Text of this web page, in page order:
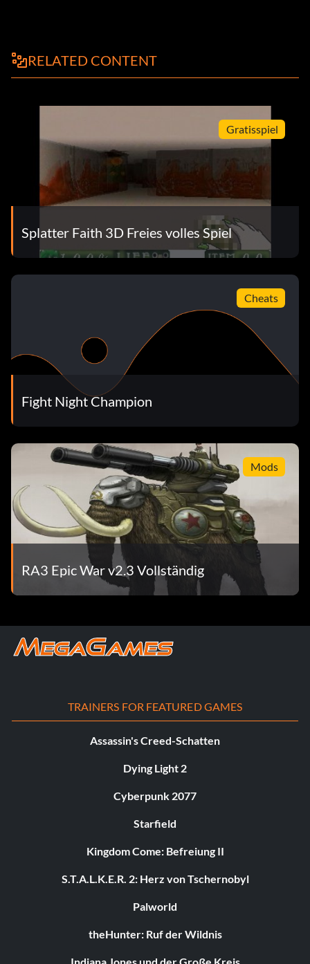
RELATED CONTENT
Gratisspiel
Splatter Faith 3D Freies volles Spiel
Cheats
Fight Night Champion
Mods
RA3 Epic War v2.3 Vollständig
TRAINERS FOR FEATURED GAMES
Assassin's Creed-Schatten
Dying Light 2
Cyberpunk 2077
Starfield
Kingdom Come: Befreiung II
S.T.A.L.K.E.R. 2: Herz von Tschernobyl
Palworld
theHunter: Ruf der Wildnis